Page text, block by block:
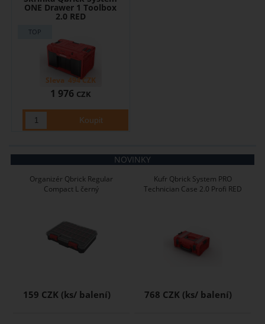
ONE Drawer 1 Toolbox
2.0 RED
1 976 CZK
Sleva 494CZK
NOVINKY
Organizér Qbrick Regular
Compact L černý
159 CZK
Kufr Qbrick System PRO
Technician Case 2.0 Profi RED
768 CZK